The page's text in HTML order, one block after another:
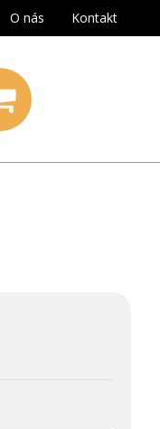
O nás Kontakt